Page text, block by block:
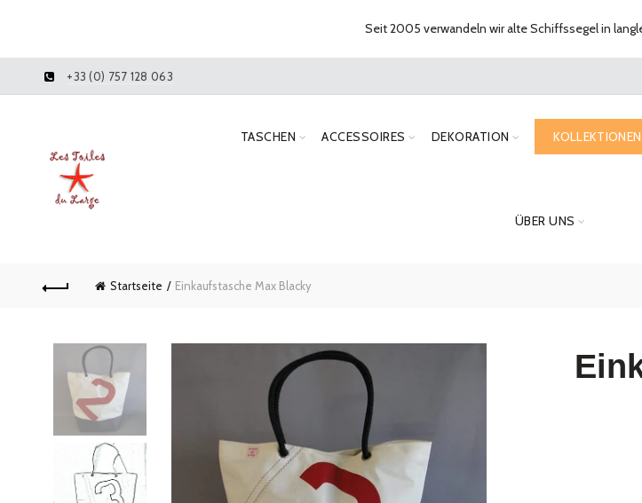
+33 (0) 757 128 063
TASCHEN ACCESSOIRES DEKORATION KOLLEKTIONEN
ÜBER UNS
Startseite Einkaufstasche Max Blacky
Seit 2005 verwandeln wir alte Schiffssegel in